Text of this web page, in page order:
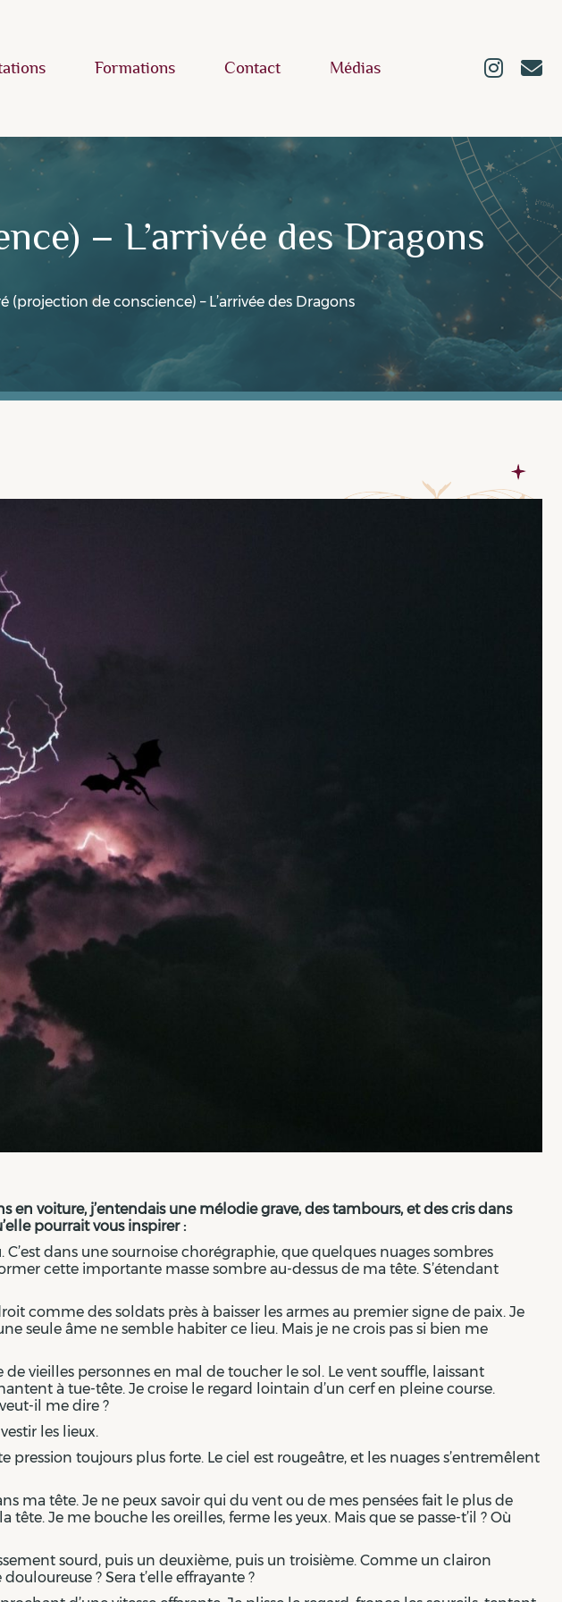
Formations Contact Médias
– L’arrivée des Dragons
(projection de conscience) – L’arrivée des Dragons
en voiture, j’entendais une mélodie grave, des tambours, et des cris dans
pourrait vous inspirer :
dans une sournoise chorégraphie, que quelques nuages sombres
cette importante masse sombre au-dessus de ma tête. S’étendant
comme des soldats près à baisser les armes au premier signe de paix. Je
seule âme ne semble habiter ce lieu. Mais je ne crois pas si bien me
vieilles personnes en mal de toucher le sol. Le vent souffle, laissant
à tue-tête. Je croise le regard lointain d’un cerf en pleine course.
il me dire ?
les lieux.
toujours plus forte. Le ciel est rougeâtre, et les nuages s’entremêlent
ma tête. Je ne peux savoir qui du vent ou de mes pensées fait le plus de
Je me bouche les oreilles, ferme les yeux. Mais que se passe-t’il ? Où
sourd, puis un deuxième, puis un troisième. Comme un clairon
? Sera t’elle effrayante ?